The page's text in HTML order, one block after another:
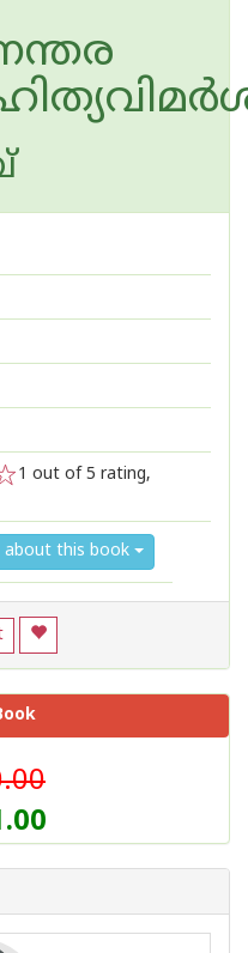
1 out of 5 rating,
about this book